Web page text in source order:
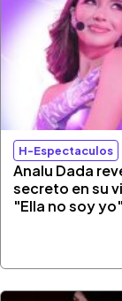
H-Espectaculos
Analu Dada
secreto en su
"Ella no soy yo"